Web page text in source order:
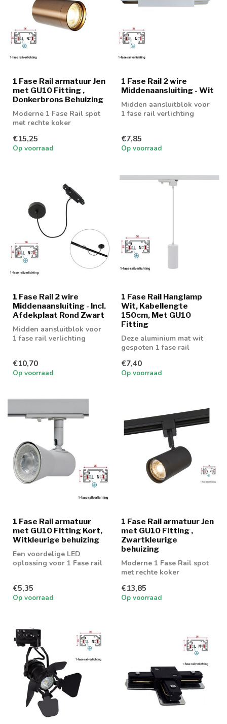
1 Fase Rail armatuur Jen
met GU10 Fitting ,
Donkerbrons Behuizing
Moderne 1 Fase Rail spot
met rechte koker
€15,25
Op voorraad
1 Fase Rail 2 wire
Middenaansluiting - Wit
Midden aansluitblok voor
1 fase rail verlichting
€7,85
Op voorraad
1 Fase Rail 2 wire
Middenaansluiting - Incl.
Afdekplaat Rond Zwart
Midden aansluitblok voor
1 fase rail verlichting
€10,70
Op voorraad
1 Fase Rail Hanglamp
Wit, Kabellengte
150cm, Met GU10
Fitting
Deze aluminium mat wit
gespoten 1 fase rail
een GU10 fi...
€7,40
Op voorraad
1 Fase Rail armatuur
met GU10 Fitting Kort,
Witkleurige behuizing
Een voordelige LED
oplossing voor 1 Fase rail
€5,35
Op voorraad
1 Fase Rail armatuur Jen
met GU10 Fitting ,
Zwartkleurige
behuizing
Moderne 1 Fase Rail spot
met rechte koker
€13,85
Op voorraad